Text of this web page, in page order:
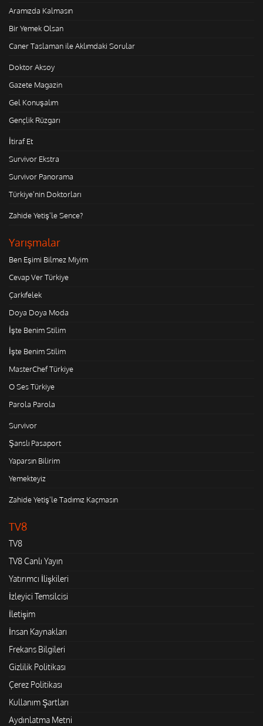
Aramızda Kalmasın
Bir Yemek Olsan
Caner Taslaman ile Aklımdaki Sorular
Doktor Aksoy
Gazete Magazin
Gel Konuşalım
Gençlik Rüzgarı
İtiraf Et
Survivor Ekstra
Survivor Panorama
Türkiye'nin Doktorları
Zahide Yetiş'le Sence?
Yarışmalar
Ben Eşimi Bilmez Miyim
Cevap Ver Türkiye
Çarkıfelek
Doya Doya Moda
İşte Benim Stilim
İşte Benim Stilim
MasterChef Türkiye
O Ses Türkiye
Parola Parola
Survivor
Şanslı Pasaport
Yaparsın Bilirim
Yemekteyiz
Zahide Yetiş'le Tadımız Kaçmasın
TV8
TV8
TV8 Canlı Yayın
Yatırımcı İlişkileri
İzleyici Temsilcisi
İletişim
İnsan Kaynakları
Frekans Bilgileri
Gizlilik Politikası
Çerez Politikası
Kullanım Şartları
Aydınlatma Metni